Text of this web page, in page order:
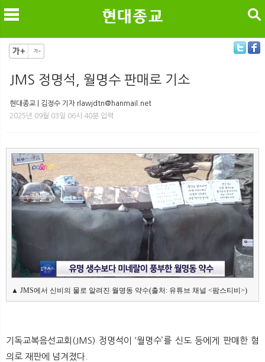
뉴
검색
JMS 정명석, 월명수 판매로 기소
현대종교 | 김정수 기자 rlawjdtn@hanmail.net
2025년 09월 03일 06시 40분 입력
▲ JMS에서 신비의 물로 알려진 월명동 약수(출처: 유튜브 채널 <팜스티비>)
기독교복음선교회(JMS) 정명석이 ‘월명수’를 신도 등에게 판매한 혐
의로 재판에 넘겨졌다.